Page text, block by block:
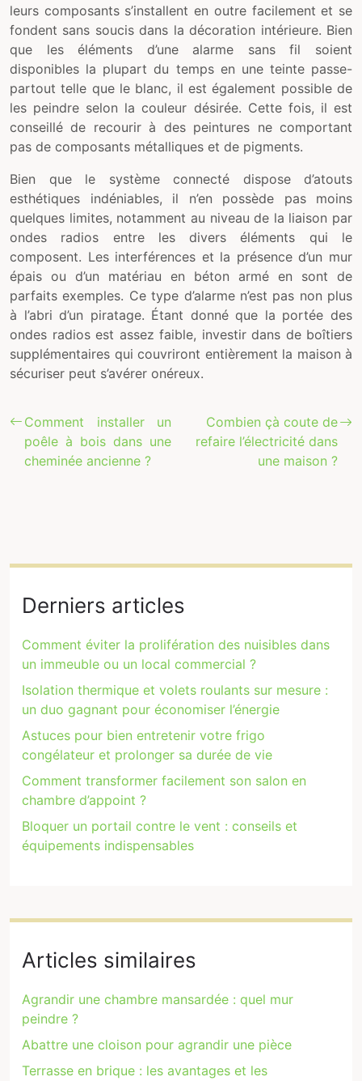
leurs composants s’installent en outre facilement et se
fondent sans soucis dans la décoration intérieure. Bien
que les éléments d’une alarme sans fil soient
disponibles la plupart du temps en une teinte passe-
partout telle que le blanc, il est également possible de
les peindre selon la couleur désirée. Cette fois, il est
conseillé de recourir à des peintures ne comportant
pas de composants métalliques et de pigments.
Bien que le système connecté dispose d’atouts
esthétiques indéniables, il n’en possède pas moins
quelques limites, notamment au niveau de la liaison par
ondes radios entre les divers éléments qui le
composent. Les interférences et la présence d’un mur
épais ou d’un matériau en béton armé en sont de
parfaits exemples. Ce type d’alarme n’est pas non plus
à l’abri d’un piratage. Étant donné que la portée des
ondes radios est assez faible, investir dans de boîtiers
supplémentaires qui couvriront entièrement la maison à
sécuriser peut s’avérer onéreux.
Comment installer un
poêle à bois dans une
cheminée ancienne ?
Combien çà coute de
refaire l’électricité dans
une maison ?
Derniers articles
Comment éviter la prolifération des nuisibles dans
un immeuble ou un local commercial ?
Isolation thermique et volets roulants sur mesure :
un duo gagnant pour économiser l’énergie
Astuces pour bien entretenir votre frigo
congélateur et prolonger sa durée de vie
Comment transformer facilement son salon en
chambre d’appoint ?
Bloquer un portail contre le vent : conseils et
équipements indispensables
Articles similaires
Agrandir une chambre mansardée : quel mur
peindre ?
Abattre une cloison pour agrandir une pièce
Terrasse en brique : les avantages et les